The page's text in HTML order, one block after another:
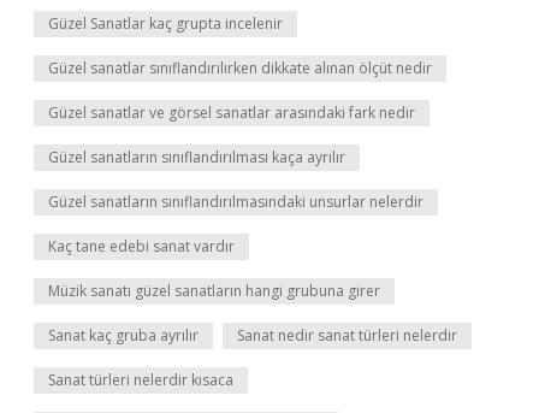
Güzel Sanatlar kaç grupta incelenir
Güzel sanatlar sınıflandırılırken dikkate alınan ölçüt nedir
Güzel sanatlar ve görsel sanatlar arasındaki fark nedir
Güzel sanatların sınıflandırılması kaça ayrılır
Güzel sanatların sınıflandırılmasındaki unsurlar nelerdir
Kaç tane edebi sanat vardır
Müzik sanatı güzel sanatların hangi grubuna girer
Sanat kaç gruba ayrılır Sanat nedir sanat türleri nelerdir
Sanat türleri nelerdir kısaca